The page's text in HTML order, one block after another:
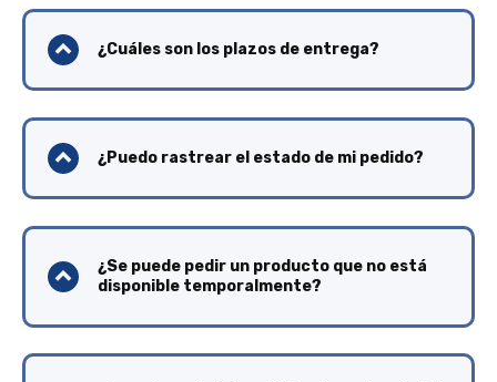
¿Cuáles son los plazos de entrega?
¿Puedo rastrear el estado de mi pedido?
¿Se puede pedir un producto que no está
disponible temporalmente?